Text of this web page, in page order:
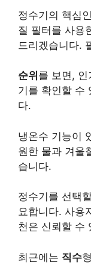
정수기의 핵심인
질 필터를 사용
드리겠습니다.
순위 를 보면,
기를 확인할 수
다.
냉온수 기능이
원한 물과 겨울
습니다.
정수기를 선택
요합니다. 사용
천은 신뢰할 수
최근에는 직수